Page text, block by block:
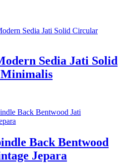
Sedia Jati Solid
Back Bentwood
Jepara